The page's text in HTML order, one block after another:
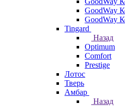
GoodWay
GoodWay
Tingard
Назад
Optimum
Comfort
Prestige
Лотос
Тверь
Амбар
Назад